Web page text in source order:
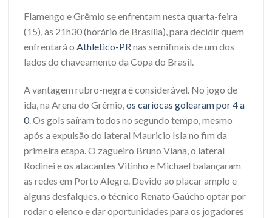
Flamengo e Grêmio se enfrentam nesta quarta-feira
(15), às 21h30 (horário de Brasília), para decidir quem
enfrentará o Athletico-PRnas semifinais de um dos
lados do chaveamento da Copa do Brasil.
A vantagem rubro-negra é considerável. No jogo de
ida, na Arena do Grêmio,os cariocas golearam por 4 a
0. Os gols saíram todos no segundo tempo, mesmo
após a expulsão do lateral Mauricio Isla no fim da
primeira etapa. O zagueiro Bruno Viana, o lateral
Rodinei e os atacantes Vitinho e Michael balançaram
as redes em Porto Alegre. Devido ao placar amplo e
alguns desfalques, o técnico Renato Gaúcho optar por
rodar o elenco e dar oportunidades para os jogadores